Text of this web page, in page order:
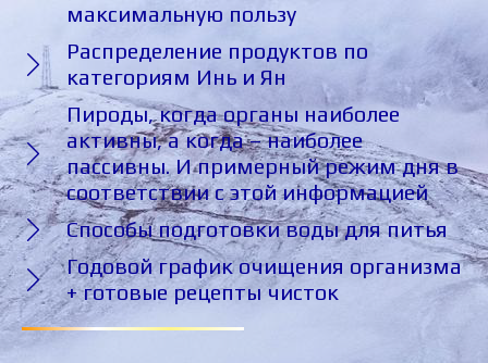
максимальную пользу
Распределение продуктов по
категориям Инь и Ян
Пироды, когда органы наиболее
активны, а когда – наиболее
пассивны. И примерный режим дня в
соответствии с этой информацией
Способы подготовки воды для питья
Годовой график очищения организма
+ готовые рецепты чисток